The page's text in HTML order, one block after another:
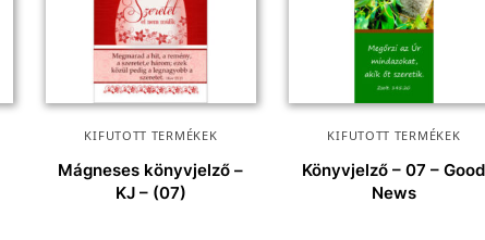
KIFUTOTT TERMÉKEK
Mágneses könyvjelző –
KJ – (07)
KIFUTOTT TERMÉKEK
Könyvjelző – 07 – Good
News